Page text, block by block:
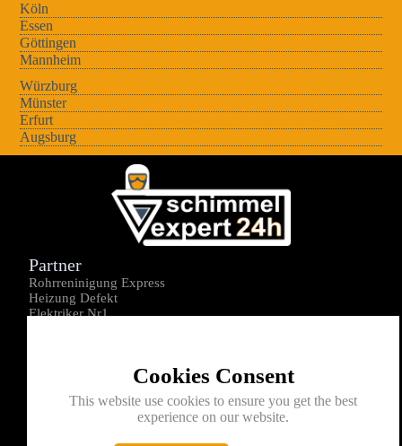
Köln
Essen
Göttingen
Mannheim
Würzburg
Münster
Erfurt
Augsburg
Cookies Consent
This website use cookies to ensure you get the best
experience on our website.
Partner
Rohrreninigung Express
Heizung Defekt
Elektriker Nr1
Kontakt